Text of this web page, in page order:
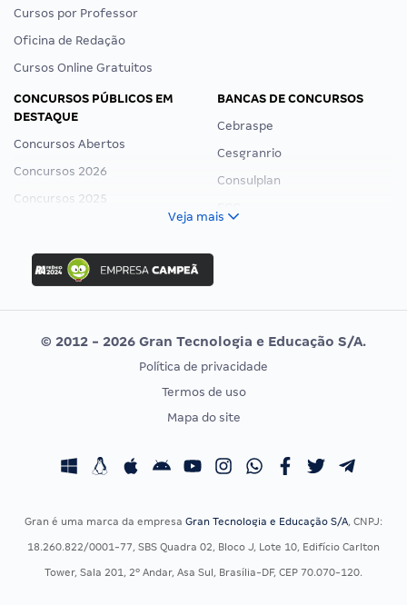
Cursos por Professor
Oficina de Redação
Cursos Online Gratuitos
CONCURSOS PÚBLICOS EM
DESTAQUE
Concursos Abertos
Concursos 2026
Concursos 2025
Concurso Ibama
Concurso MPU
Editais publicados
BANCAS DE CONCURSOS
Cebraspe
Cesgranrio
Consulplan
Vunesp
CONCURSOS POR PROFISSÃO
Concursos Fiscais
Concursos Saúde
EXAME DE ORDEM
Calendário OAB
Veja mais
© 2012 - 2026 Gran Tecnologia e Educação S/A.
Política de privacidade
Termos de uso
Mapa do site
Gran é uma marca da empresa Gran Tecnologia e Educação S/A, CNPJ:
18.260.822/0001-77, SBS Quadra 02, Bloco J, Lote 10, Edifício Carlton
Tower, Sala 201, 2º Andar, Asa Sul, Brasília-DF, CEP 70.070-120.